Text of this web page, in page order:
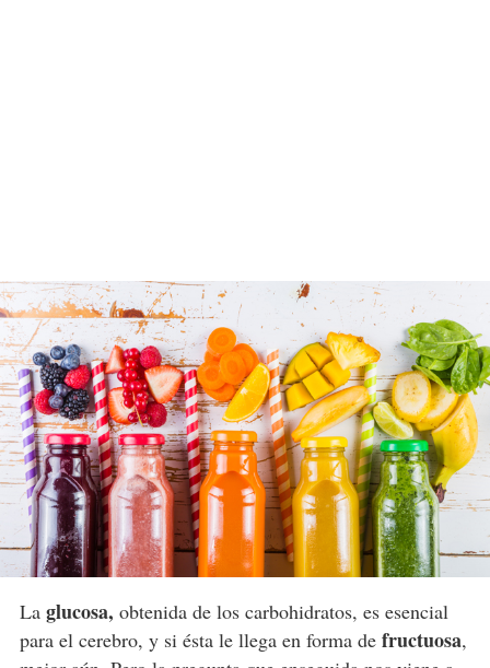
La glucosa, obtenida de los carbohidratos, es esencial
para el cerebro, y si ésta le llega en forma de fructuosa,